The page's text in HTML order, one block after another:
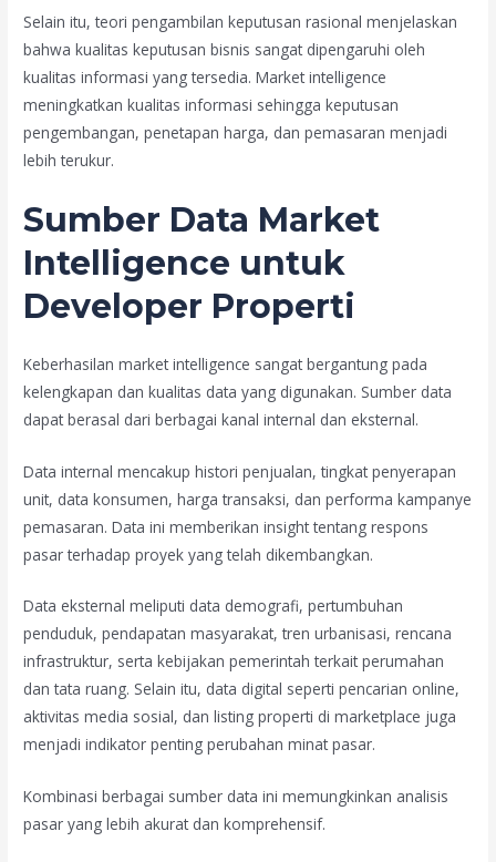
Selain itu, teori pengambilan keputusan rasional menjelaskan
bahwa kualitas keputusan bisnis sangat dipengaruhi oleh
kualitas informasi yang tersedia. Market intelligence
meningkatkan kualitas informasi sehingga keputusan
pengembangan, penetapan harga, dan pemasaran menjadi
lebih terukur.
Sumber Data Market
Intelligence untuk
Developer Properti
Keberhasilan market intelligence sangat bergantung pada
kelengkapan dan kualitas data yang digunakan. Sumber data
dapat berasal dari berbagai kanal internal dan eksternal.
Data internal mencakup histori penjualan, tingkat penyerapan
unit, data konsumen, harga transaksi, dan performa kampanye
pemasaran. Data ini memberikan insight tentang respons
pasar terhadap proyek yang telah dikembangkan.
Data eksternal meliputi data demografi, pertumbuhan
penduduk, pendapatan masyarakat, tren urbanisasi, rencana
infrastruktur, serta kebijakan pemerintah terkait perumahan
dan tata ruang. Selain itu, data digital seperti pencarian online,
aktivitas media sosial, dan listing properti di marketplace juga
menjadi indikator penting perubahan minat pasar.
Kombinasi berbagai sumber data ini memungkinkan analisis
pasar yang lebih akurat dan komprehensif.